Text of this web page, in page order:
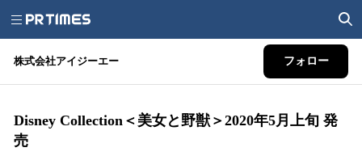
株式会社アイジーエー フォロー
Disney Collection＜美女と野獣＞2020年5月上旬 発
売